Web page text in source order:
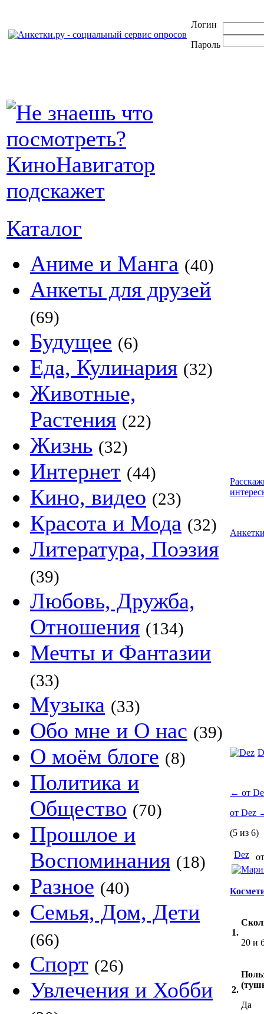
Логин
Пароль
Каталог
Аниме и Манга (40)
Анкеты для друзей
(69)
Будущее (6)
Еда, Кулинария (32)
Животные,
Растения (22)
Жизнь (32)
Интернет (44)
Кино, видео (23)
Красота и Мода (32)
Литература, Поэзия
(39)
Любовь, Дружба,
Отношения (134)
Мечты и Фантазии
(33)
Музыка (33)
Обо мне и О нас (39)
О моём блоге (8)
Политика и
Общество (70)
Прошлое и
Воспоминания (18)
Разное (40)
Семья, Дом, Дети
(66)
Спорт (26)
Увлечения и Хобби
← от
от Dez
(5 из 6)
Dez
1.
20 и
2.
Да